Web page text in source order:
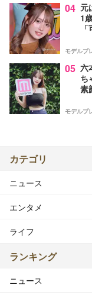
04 元
1
モデルプ
05 六
ち
素
モデルプ
カテゴリ
ニュース
エンタメ
ライフ
ランキング
ニュース